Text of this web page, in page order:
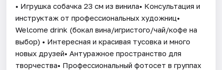
• Игрушка собачка 23 см из винила• Консультация и
инструктаж от профессиональных художниц•
Welcome drink (бокал вина/игристого/чай/кофе на
выбор) • Интересная и красивая тусовка и много
новых друзей• Антуражное пространство для
творчества• Профессиональный фотосет в группах